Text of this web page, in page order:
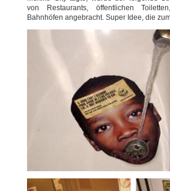
von Restaurants, öffentlichen
Bahnhöfen angebracht. Super Idee, die